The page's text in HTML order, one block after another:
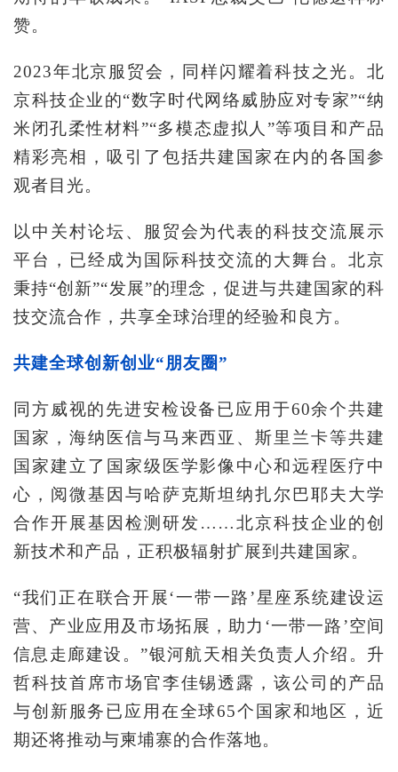
赞。
2023年北京服贸会，同样闪耀着科技之光。北
京科技企业的“数字时代网络威胁应对专家”“纳
米闭孔柔性材料”“多模态虚拟人”等项目和产品
精彩亮相，吸引了包括共建国家在内的各国参
观者目光。
以中关村论坛、服贸会为代表的科技交流展示
平台，已经成为国际科技交流的大舞台。北京
秉持“创新”“发展”的理念，促进与共建国家的科
技交流合作，共享全球治理的经验和良方。
共建全球创新创业“朋友圈”
同方威视的先进安检设备已应用于60余个共建
国家，海纳医信与马来西亚、斯里兰卡等共建
国家建立了国家级医学影像中心和远程医疗中
心，阅微基因与哈萨克斯坦纳扎尔巴耶夫大学
合作开展基因检测研发……北京科技企业的创
新技术和产品，正积极辐射扩展到共建国家。
“我们正在联合开展‘一带一路’星座系统建设运
营、产业应用及市场拓展，助力‘一带一路’空间
信息走廊建设。”银河航天相关负责人介绍。升
哲科技首席市场官李佳锡透露，该公司的产品
与创新服务已应用在全球65个国家和地区，近
期还将推动与柬埔寨的合作落地。